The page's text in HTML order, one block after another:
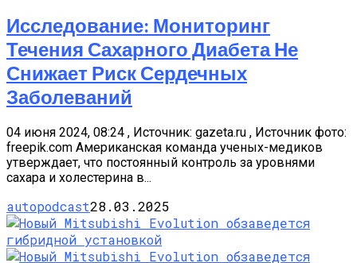
Исследование: Мониторинг
Течения Сахарного Диабета Не
Снижает Риск Сердечных
Заболеваний
04 июня 2024, 08:24 , Источник: gazeta.ru , Источник фото:
freepik.com Американская команда ученых-медиков
утверждает, что постоянный контроль за уровнями
сахара и холестерина в...
autopodcast28.03.2025